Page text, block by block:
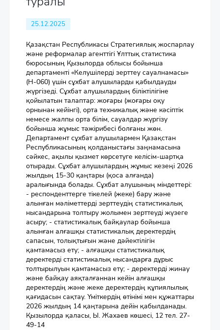
25.12.2025
Қазақстан Республикасы Стратегиялық жоспарлау
және реформалар агенттігі Ұлттық статистика
бюросының Қызылорда облысы бойынша
департаменті «Келушілерді зерттеу сауалнамасы»
(Н-060) үшін сұхбат алушыларды қабылдауды
жүргізеді. Сұхбат алушылардың біліктілігіне
қойылатын талаптар: жоғары (жоғары оқу
орнынан кейінгі), орта техникалық және кәсіптік
немесе жалпы орта білім, сауалдар жүргізу
бойынша жұмыс тәжірибесі болғаны жөн.
Департамент сұхбат алушылармен Қазақстан
Республикасының қолданыстағы заңнамасына
сәйкес, ақылы қызмет көрсетуге келісім-шартқа
отырады. Сұхбат алушылардың жұмыс кезеңі 2026
жылдың 15-30 қаңтары (қоса алғанда)
аралығында болады. Сұхбат алушының міндеттері:
- респонденттерге тікелей (жеке) бару және
алынған мәліметтерді зерттеудің статистикалық
нысандарына толтыру жолымен зерттеуді жүзеге
асыру; - статистикалық байқаулар бойынша
алынған алғашқы статистикалық деректердің
сапасын, толықтығын және дәйектілігін
қамтамасыз ету; - алғашқы статистикалық
деректерді статистикалық нысандарға дұрыс
толтырылуын қамтамасыз ету; - деректерді жинау
және байқау аяқталғаннан кейін алғашқы
деректердің және жеке деректердің құпиялылық
қағидасын сақтау. Үміткердің өтінімі мен құжаттары
2026 жылдың 14 қаңтарына дейін қабылданады.
Қызылорда қаласы, Ы. Жахаев көшесі, 12 тел. 27-
49-14